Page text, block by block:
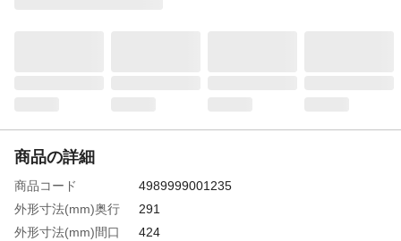
商品の詳細
商品コード
4989999001235
外形寸法(mm)奥行
291
外形寸法(mm)間口
424